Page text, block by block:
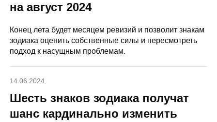
на август 2024
Конец лета будет месяцем ревизий и позволит знакам
зодиака оценить собственные силы и пересмотреть
подход к насущным проблемам.
14.06.2024
Шесть знаков зодиака получат
шанс кардинально изменить